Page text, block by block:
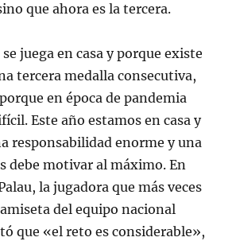
que ahora es la tercera.
juega en casa y porque existe
tercera medalla consecutiva,
en época de pandemia
Este año estamos en casa y
responsabilidad enorme y una
debe motivar al máximo. En
la jugadora que más veces
del equipo nacional
que «el reto es considerable»,